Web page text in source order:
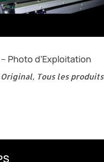
Photo d’Exploitation
Original, Tous les produits